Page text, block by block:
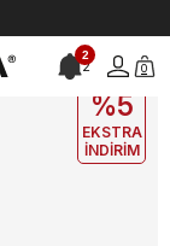
2
2 0
EKLE5
%5
EKSTRA
İNDİRİM